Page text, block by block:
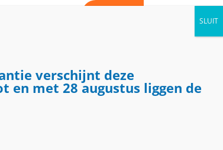
verschijnt deze
met 28 augustus liggen de